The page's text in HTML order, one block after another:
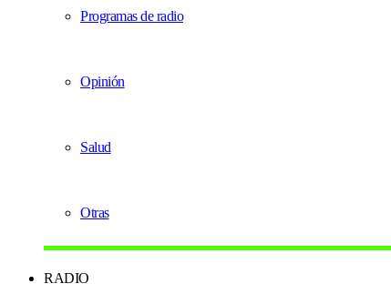
Programas de radio
Opinión
Salud
Otras
RADIO